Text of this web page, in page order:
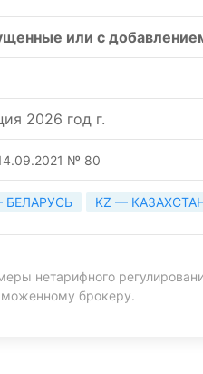
или с
2026 год г.
№ 80
БЕЛАРУСЬ KZ —
нетарифного
брокеру.